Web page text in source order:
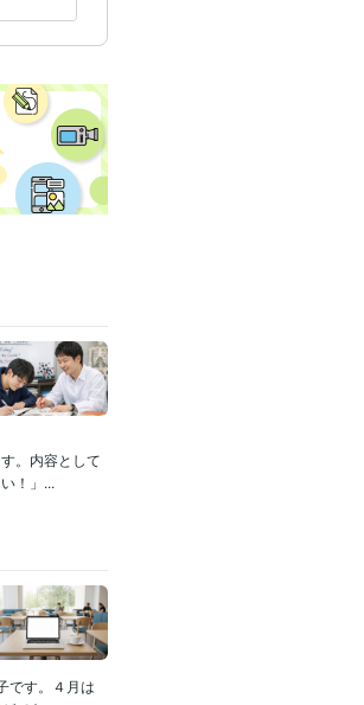
。内容として
！」...
です。４月は